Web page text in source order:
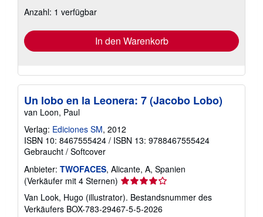
Anzahl: 1 verfügbar
In den Warenkorb
Un lobo en la Leonera: 7 (Jacobo Lobo)
van Loon, Paul
Verlag: Ediciones SM, 2012
ISBN 10: 8467555424 / ISBN 13: 9788467555424
Gebraucht / Softcover
Anbieter: TWOFACES, Alicante, A, Spanien
(Verkäufer mit 4 Sternen) Verkäuferbewertung
4
von
Van Look, Hugo (illustrator). Bestandsnummer des
Verkäufers BOX-783-29467-5-5-2026